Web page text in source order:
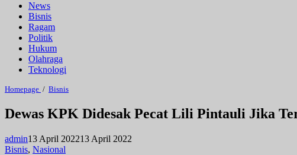
News
Bisnis
Ragam
Politik
Hukum
Olahraga
Teknologi
Homepage / BisnisDewas
Didesak
Pecat
Pintauli
Dewas KPK Didesak Pecat Lili Pintauli Jika
admin13 April 202213 April 2022
Bisnis, Nasional